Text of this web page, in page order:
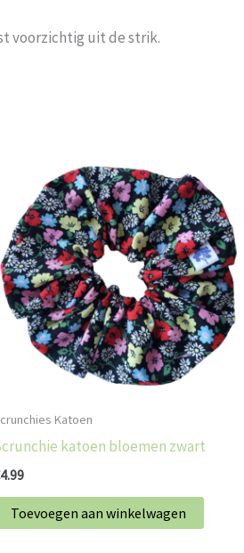
voorzichtig uit de strik.
Katoen
katoen bloemen zwart
4.99
Toevoegen aan winkelwagen